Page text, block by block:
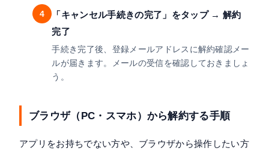
4
「キャンセル手続きの完了」をタップ → 解約
完了
手続き完了後、登録メールアドレスに解約確認メー
ルが届きます。メールの受信を確認しておきましょ
う。
ブラウザ（PC・スマホ）から解約する手順
アプリをお持ちでない方や、ブラウザから操作したい方